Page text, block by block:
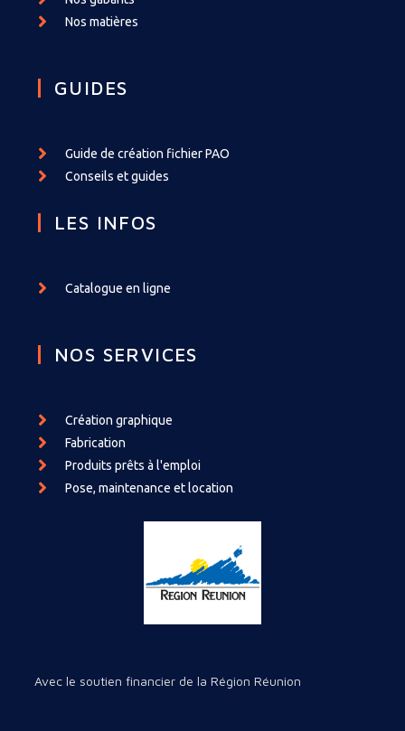
Nos matières
GUIDES
Guide de création fichier PAO
Conseils et guides
LES INFOS
Catalogue en ligne
NOS SERVICES
Création graphique
Fabrication
Produits prêts à l'emploi
Pose, maintenance et location
Avec le soutien financier de la Région Réunion